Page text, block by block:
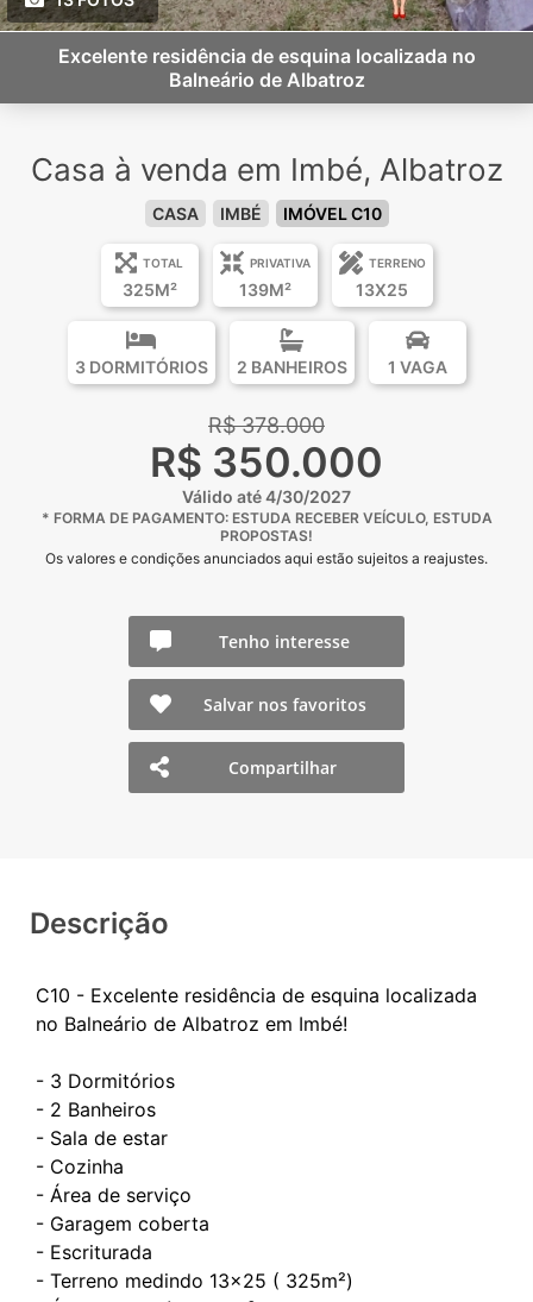
Excelente residência de esquina localizada no
Balneário de Albatroz
Casa à venda em Imbé, Albatroz
CASA IMBÉ IMÓVEL C10
TOTAL
325M²
PRIVATIVA
139M²
TERRENO
13X25
3 DORMITÓRIOS 2 BANHEIROS 1 VAGA
R$ 378.000
R$ 350.000
Válido até 4/30/2027
* FORMA DE PAGAMENTO: ESTUDA RECEBER VEÍCULO, ESTUDA
PROPOSTAS!
Os valores e condições anunciados aqui estão sujeitos a reajustes.
Tenho interesse
Salvar nos favoritos
Compartilhar
Descrição
C10 - Excelente residência de esquina localizada
no Balneário de Albatroz em Imbé!
- 3 Dormitórios
- 2 Banheiros
- Sala de estar
- Cozinha
- Área de serviço
- Garagem coberta
- Escriturada
- Terreno medindo 13x25 ( 325m²)